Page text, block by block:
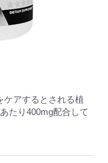
ケアするとされる植
たり400mg配合して